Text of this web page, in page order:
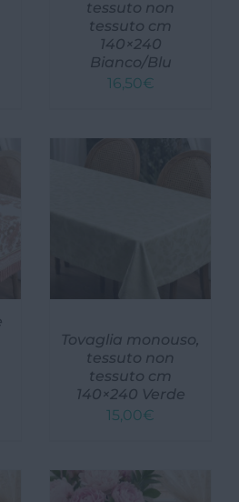
tessuto non
tessuto cm
140×240
Bianco/Blu
16,50€
Tovaglia monouso,
tessuto non
tessuto cm
140×240 Verde
15,00€